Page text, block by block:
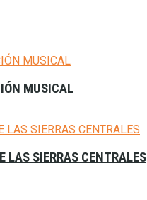
MUSICAL
LAS SIERRAS CENTRALES